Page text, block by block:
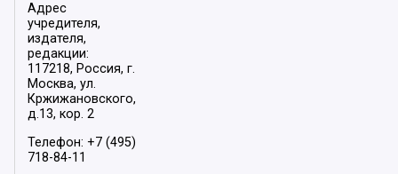
Адрес
учредителя,
издателя,
редакции:
117218, Россия, г.
Москва, ул.
Кржижановского,
д.13, кор. 2
Телефон: +7 (495)
718-84-11